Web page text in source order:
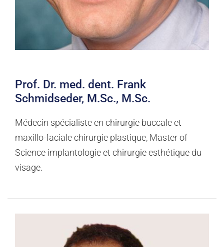
Prof. Dr. med. dent. Frank
Schmidseder, M.Sc., M.Sc.
Médecin spécialiste en chirurgie buccale et
maxillo-faciale chirurgie plastique, Master of
Science implantologie et chirurgie esthétique du
visage.